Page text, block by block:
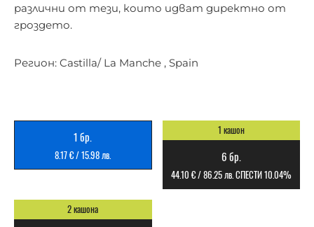
различни от тези, които идват директно от
гроздето.
Регион: Castilla/ La Manche , Spain
1 бр.
8.17€/15.98лв.
1 кашон
6 бр.
44.10€/86.25лв.СПЕСТИ 10.04%
2 кашона